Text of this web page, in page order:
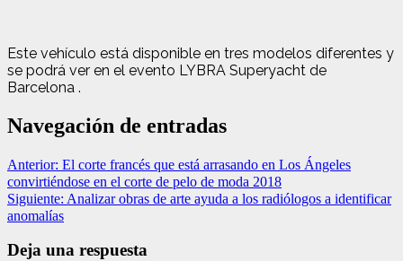
Este vehículo está disponible en tres modelos diferentes y
se podrá ver en el evento LYBRA Superyacht de
Barcelona .
Navegación de entradas
Anterior: El corte francés que está arrasando en Los Ángeles
convirtiéndose en el corte de pelo de moda 2018
Siguiente: Analizar obras de arte ayuda a los radiólogos a identificar
anomalías
Deja una respuesta